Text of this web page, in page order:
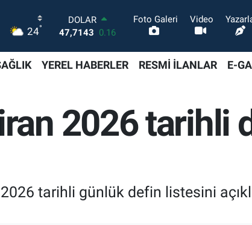
24°
DOLAR
47,7143 0.16
STERLİN
6510.40
0.45
BİST100
13.799 70
Foto Galeri Video
YEREL HABERLER RESMİ İLANLAR E-
2026 tarihli
tarihli günlük defin listesini